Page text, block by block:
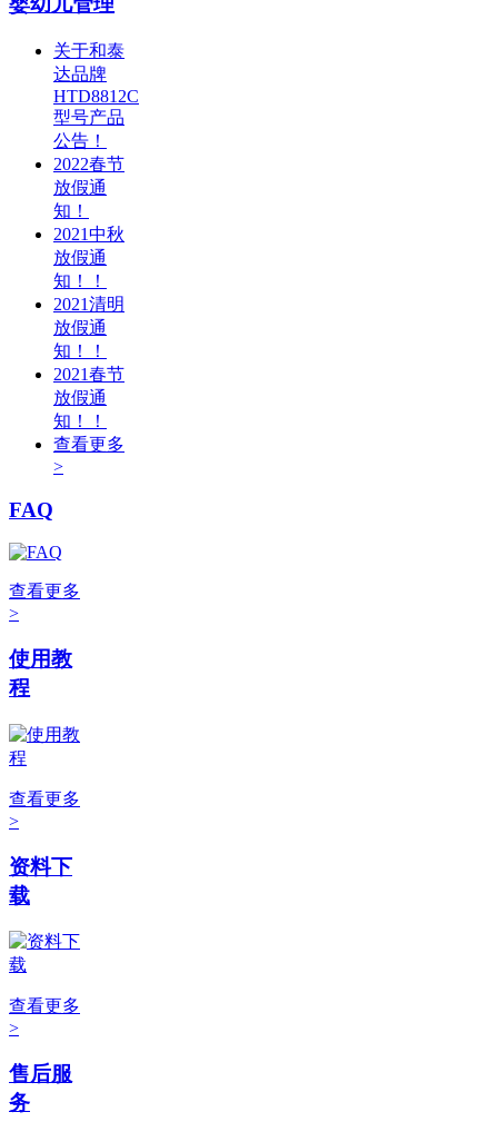
关于和泰
达品牌
HTD8812C
型号产品
公告！
2022春节
放假通
知！
2021中秋
放假通
知！！
2021清明
放假通
知！！
2021春节
放假通
知！！
查看更多
>
FAQ
查看更多
>
使用教
程
查看更多
>
资料下
载
查看更多
>
售后服
务